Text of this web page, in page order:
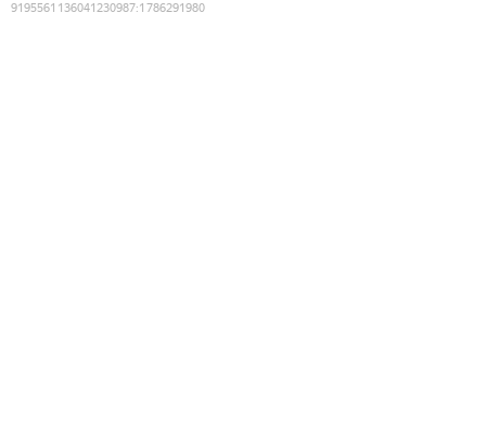
9195561136041230987:1786291980